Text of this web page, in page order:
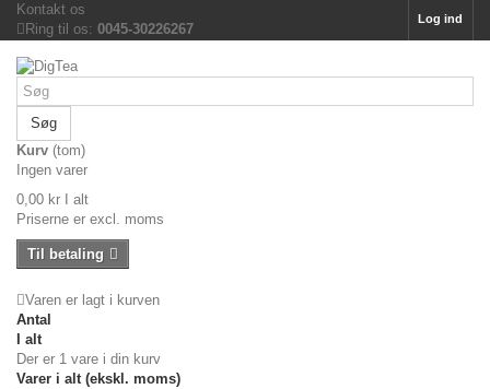
Log ind
Kontakt os
Ring til os: 0045-30226267
Søg
Kurv (tom)
Ingen varer
0,00 kr
I alt
Priserne er excl. moms
Til betaling
Varen er lagt i kurven
Antal
I alt
Der er 1 vare i din kurv
Varer i alt (ekskl. moms)